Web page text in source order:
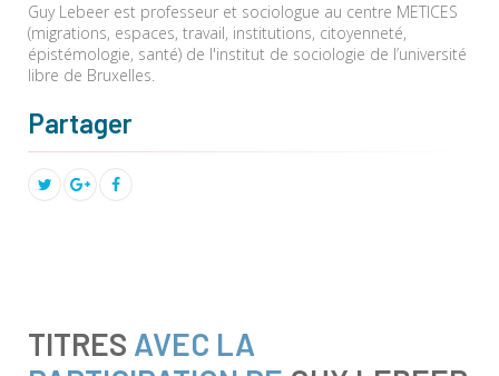
Guy Lebeer est professeur et sociologue au centre METICES
(migrations, espaces, travail, institutions, citoyenneté,
épistémologie, santé) de l'institut de sociologie de l’université
libre de Bruxelles.
Partager
TITRES AVEC LA